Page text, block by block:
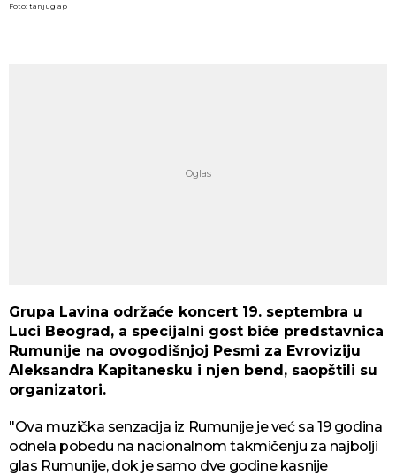
Foto: tanjug ap
Grupa Lavina održaće koncert 19. septembra u
Luci Beograd, a specijalni gost biće predstavnica
Rumunije na ovogodišnjoj Pesmi za Evroviziju
Aleksandra Kapitanesku i njen bend, saopštili su
organizatori.
"Ova muzička senzacija iz Rumunije je već sa 19 godina
odnela pobedu na nacionalnom takmičenju za najbolji
glas Rumunije, dok je samo dve godine kasnije